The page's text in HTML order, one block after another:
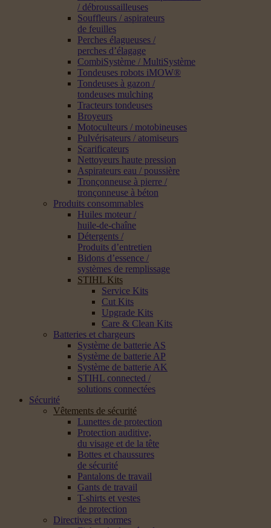
/ débroussailleuses
Souffleurs / aspirateurs
de feuilles
Perches élagueuses /
perches d’élagage
CombiSystème / MultiSystème
Tondeuses robots iMOW®
Tondeuses à gazon /
tondeuses mulching
Tracteurs tondeuses
Broyeurs
Motoculteurs / motobineuses
Pulvérisateurs / atomiseurs
Scarificateurs
Nettoyeurs haute pression
Aspirateurs eau / poussière
Tronçonneuse à pierre /
tronçonneuse à béton
Produits consommables
Huiles moteur /
huile-de-chaîne
Détergents /
Produits d’entretien
Bidons d’essence /
systèmes de remplissage
STIHL Kits
Service Kits
Cut Kits
Upgrade Kits
Care & Clean Kits
Batteries et chargeurs
Système de batterie AS
Système de batterie AP
Système de batterie AK
STIHL connected /
solutions connectées
Sécurité
Vêtements de sécurité
Lunettes de protection
Protection auditive,
du visage et de la tête
Bottes et chaussures
de sécurité
Pantalons de travail
Gants de travail
T-shirts et vestes
de protection
Directives et normes